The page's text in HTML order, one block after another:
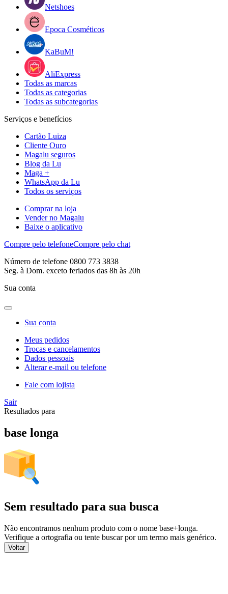
Netshoes
Epoca Cosméticos
KaBuM!
AliExpress
Todas as marcas
Todas as categorias
Todas as subcategorias
Serviços e benefícios
Cartão Luiza
Cliente Ouro
Magalu seguros
Blog da Lu
Maga +
WhatsApp da Lu
Todos os serviços
Comprar na loja
Vender no Magalu
Baixe o aplicativo
Compre pelo telefoneCompre pelo chat
Número de telefone 0800 773 3838
Seg. à Dom. exceto feriados das 8h às 20h
Sua conta
Sua conta
Meus pedidos
Trocas e cancelamentos
Dados pessoais
Alterar e-mail ou telefone
Fale com lojista
Sair
Resultados para
base longa
Sem resultado para sua busca
Não encontramos nenhum produto com o nome base+longa.
Verifique a ortografia ou tente buscar por um termo mais genérico.
Voltar